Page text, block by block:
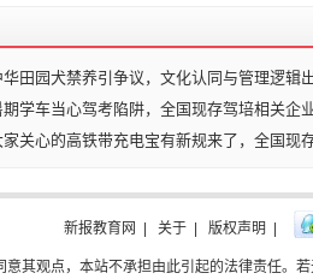
华田园犬禁养引争议，文化认同与管理逻辑
期学车当心驾考陷阱，全国现存驾培相关企
家关心的高铁带充电宝有新规来了，全国现
新报教育网 关于 版权声明
其观点，本站不承担由此引起的法律责任。